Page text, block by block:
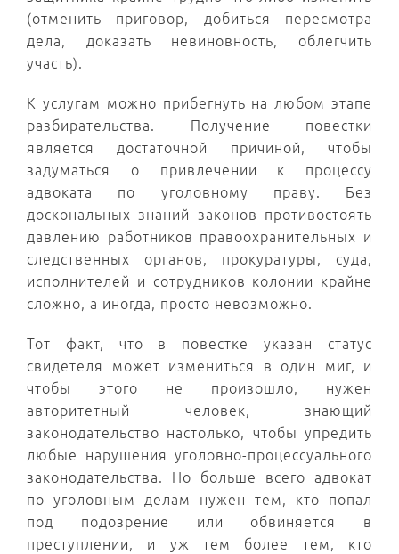
(отменить приговор, добиться пересмотра
дела, доказать невиновность, облегчить
участь).
К услугам можно прибегнуть на любом этапе
разбирательства. Получение повестки
является достаточной причиной, чтобы
задуматься о привлечении к процессу
адвоката по уголовному праву. Без
доскональных знаний законов противостоять
давлению работников правоохранительных и
следственных органов, прокуратуры, суда,
исполнителей и сотрудников колонии крайне
сложно, а иногда, просто невозможно.
Тот факт, что в повестке указан статус
свидетеля может измениться в один миг, и
чтобы этого не произошло, нужен
авторитетный человек, знающий
законодательство настолько, чтобы упредить
любые нарушения уголовно-процессуального
законодательства. Но больше всего адвокат
по уголовным делам нужен тем, кто попал
под подозрение или обвиняется в
преступлении, и уж тем более тем, кто